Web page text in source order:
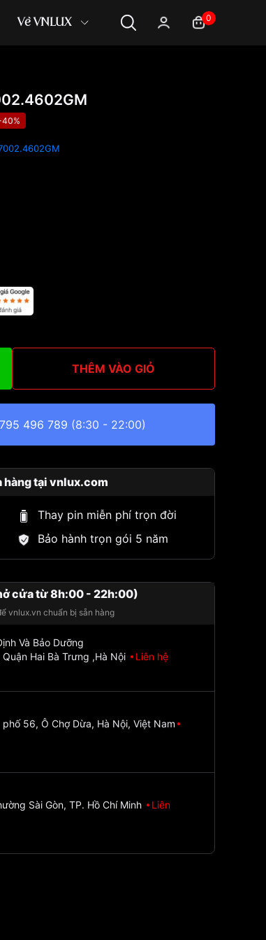
Về VNLUX 0
THÊM VÀO GIỎ
496 789 (8:30 - 22:00)
hàng tại vnlux.com
Thay pin miễn phí trọn đời
Bảo hành trọn gói 5 năm
cửa từ 8h:00 - 22h:00)
vnlux.vn chuẩn bị sẵn hàng
Và Bảo Dưỡng
Hai Bà Trưng ,Hà Nội
Liên hệ
56, Ô Chợ Dừa, Hà Nội, Việt Nam
Sài Gòn, TP. Hồ Chí Minh
Liên